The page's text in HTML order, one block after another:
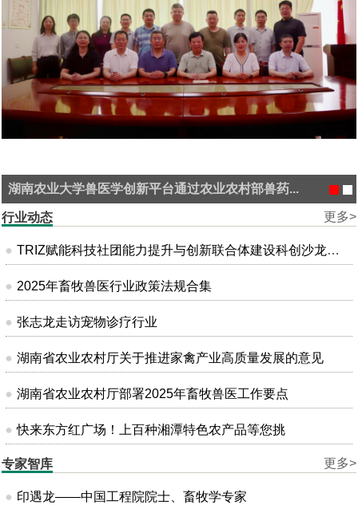
湖南农业大学兽医学创新平台通过农业农村部兽药...
更多>
行业动态
TRIZ赋能科技社团能力提升与创新联合体建设科创沙龙在昆明成功举办
2025年畜牧兽医行业政策法规合集
张志龙走访宠物诊疗行业
湖南省农业农村厅关于推进家禽产业高质量发展的意见
湖南省农业农村厅部署2025年畜牧兽医工作要点
快来东方红广场！上百种湘潭特色农产品等您挑
更多>
专家智库
印遇龙——中国工程院院士、畜牧学专家